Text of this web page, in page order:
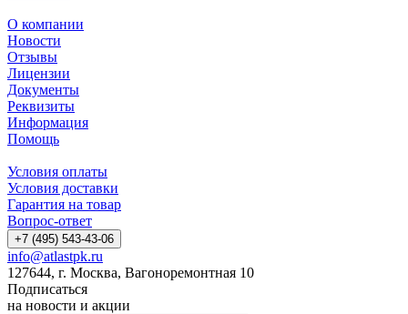
О компании
Новости
Отзывы
Лицензии
Документы
Реквизиты
Информация
Помощь
Условия оплаты
Условия доставки
Гарантия на товар
Вопрос-ответ
+7 (495) 543-43-06
info@atlastpk.ru
127644, г. Москва, Вагоноремонтная 10
Подписаться
на новости и акции